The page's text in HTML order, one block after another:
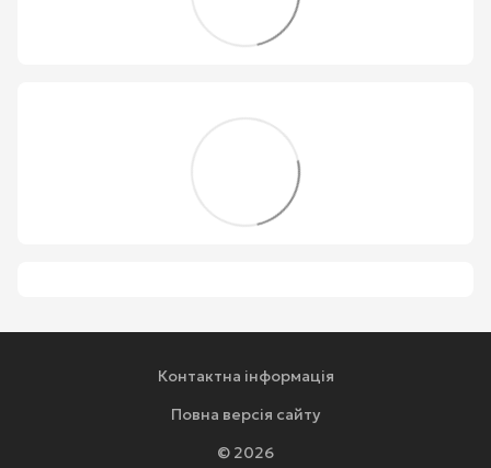
Контактна інформація
Повна версія сайту
© 2026